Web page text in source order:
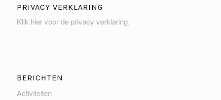
PRIVACY VERKLARING
Klik hier voor de privacy verklaring.
BERICHTEN
Activiteiten